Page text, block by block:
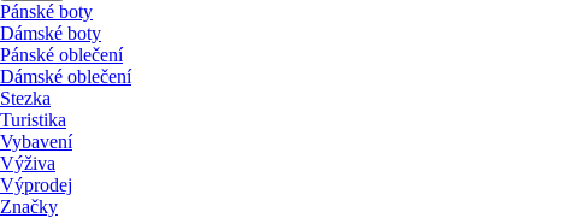
Pánské boty
Dámské boty
Pánské oblečení
Dámské oblečení
Stezka
Turistika
Vybavení
Výživa
Výprodej
Značky